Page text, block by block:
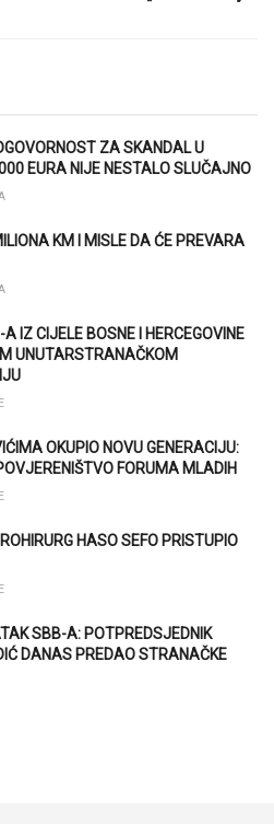
ZA SKANDAL U
EURA NIJE NESTALO SLUČAJNO
KM I MISLE DA ĆE PREVARA
IZ CIJELE BOSNE I HERCEGOVINE
UNUTARSTRANAČKOM
OKUPIO NOVU GENERACIJU:
FORUMA MLADIH
HASO SEFO PRISTUPIO
SBB-A: POTPREDSJEDNIK
DANAS PREDAO STRANAČKE